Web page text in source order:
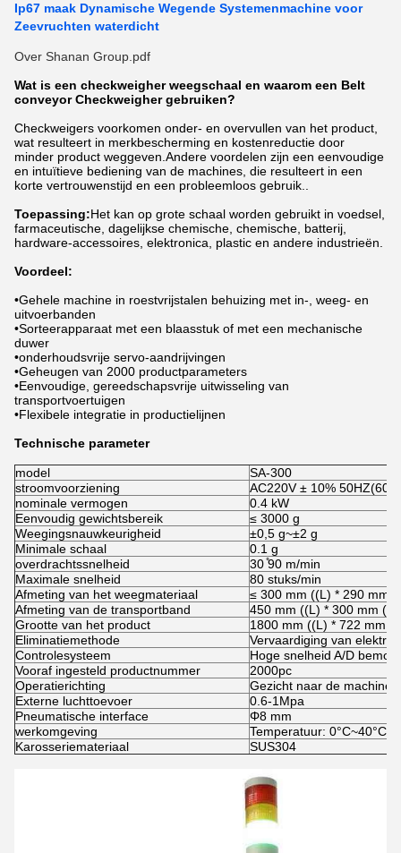
Ip67 maak Dynamische Wegende Systemenmachine voor
Zeevruchten waterdicht
Over Shanan Group.pdf
Wat is een checkweigher weegschaal en waarom een Belt
conveyor Checkweigher gebruiken?
Checkweigers voorkomen onder- en overvullen van het product,
wat resulteert in merkbescherming en kostenreductie door
minder product weggeven.Andere voordelen zijn een eenvoudige
en intuïtieve bediening van de machines, die resulteert in een
korte vertrouwenstijd en een probleemloos gebruik..
Toepassing:Het kan op grote schaal worden gebruikt in voedsel,
farmaceutische, dagelijkse chemische, chemische, batterij,
hardware-accessoires, elektronica, plastic en andere industrieën.
Voordeel:
•Gehele machine in roestvrijstalen behuizing met in-, weeg- en
uitvoerbanden
•Sorteerapparaat met een blaasstuk of met een mechanische
duwer
•onderhoudsvrije servo-aandrijvingen
•Geheugen van 2000 productparameters
•Eenvoudige, gereedschapsvrije uitwisseling van
transportvoertuigen
•Flexibele integratie in productielijnen
Technische parameter
model
SA-300
stroomvoorziening
AC220V ± 10%
nominale vermogen
0.4 kW
Eenvoudig gewichtsbereik
≤ 3000 g
Weegingsnauwkeurigheid
±0,5 g~±2 g
Minimale schaal
0.1 g
overdrachtssnelheid
30 ̊90 m/min
Maximale snelheid
80 stuks/min
Afmeting van het weegmateriaal
≤ 300 mm ((L) * 290 mm
Afmeting van de transportband
450 mm ((L) * 300 mm
Grootte van het product
1800 mm ((L) * 722 mm
Eliminatiemethode
Vervaardiging van
Controlesysteem
Hoge snelheid A/D
Vooraf ingesteld productnummer
2000pc
Operatierichting
Gezicht naar de machine,
Externe luchttoevoer
0.6-1Mpa
Pneumatische interface
Φ8 mm
werkomgeving
Temperatuur: 0°C~40°C,
Karosseriemateriaal
SUS304